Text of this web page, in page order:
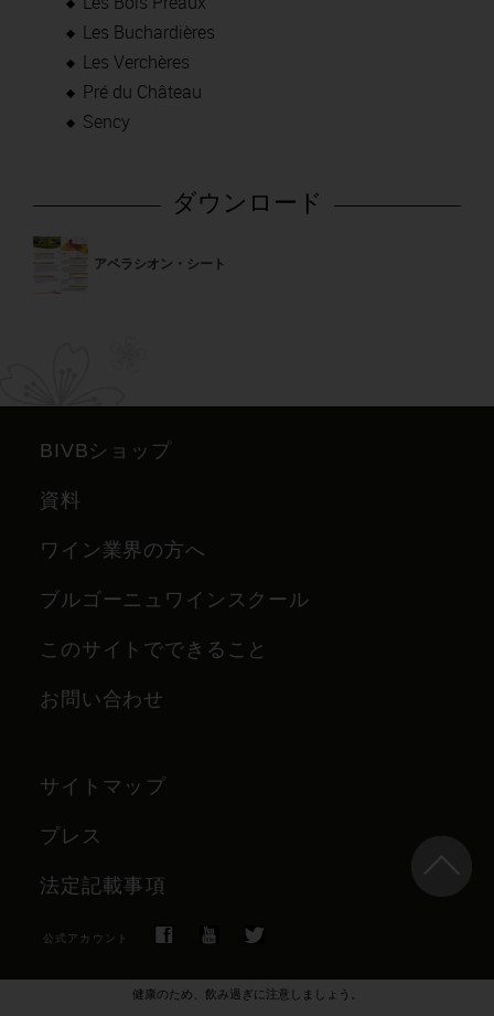
Les Buchardières
Les Verchères
Pré du Château
Sency
ダウンロード
アペラシオン・シート
BIVBショップ
資料
ワイン業界の方へ
ブルゴーニュワインスクール
このサイトでできること
お問い合わせ
サイトマップ
プレス
法定記載事項
公式アカウント
健康のため、飲み過ぎに注意しましょう。